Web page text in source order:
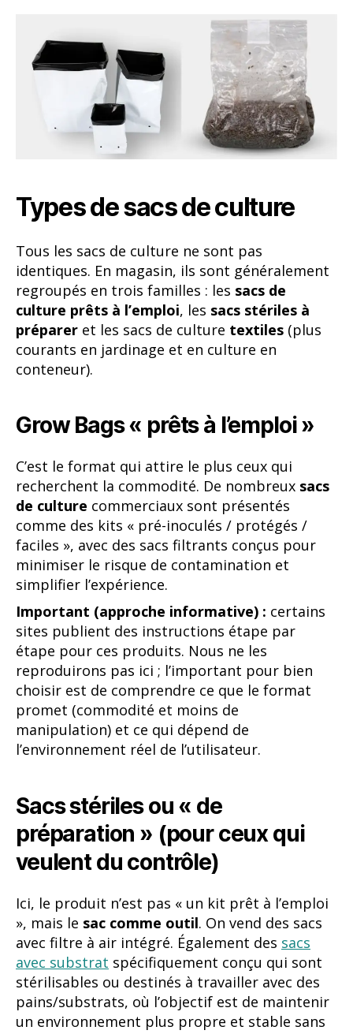
Types de sacs de culture
Tous les sacs de culture ne sont pas
identiques. En magasin, ils sont généralement
regroupés en trois familles : les sacs de
culture prêts à l’emploi, les sacs stériles à
préparer et les sacs de culture textiles (plus
courants en jardinage et en culture en
conteneur).
Grow Bags « prêts à l’emploi »
C’est le format qui attire le plus ceux qui
recherchent la commodité. De nombreux sacs
de culture commerciaux sont présentés
comme des kits « pré-inoculés / protégés /
faciles », avec des sacs filtrants conçus pour
minimiser le risque de contamination et
simplifier l’expérience.
Important (approche informative) : certains
sites publient des instructions étape par
étape pour ces produits. Nous ne les
reproduirons pas ici ; l’important pour bien
choisir est de comprendre ce que le format
promet (commodité et moins de
manipulation) et ce qui dépend de
l’environnement réel de l’utilisateur.
Sacs stériles ou « de
préparation » (pour ceux qui
veulent du contrôle)
Ici, le produit n’est pas « un kit prêt à l’emploi
», mais le sac comme outil. On vend des sacs
avec filtre à air intégré. Également des sacs
avec substrat spécifiquement conçu qui sont
stérilisables ou destinés à travailler avec des
pains/substrats, où l’objectif est de maintenir
un environnement plus propre et stable sans